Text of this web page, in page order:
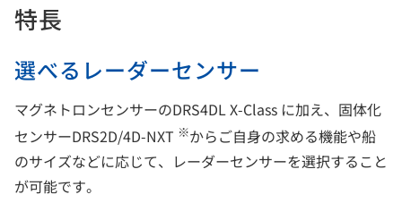
特長
選べるレーダーセンサー
マグネトロンセンサーのDRS4DL X-Class に加え、固体化
センサーDRS2D/4D-NXT ※からご自身の求める機能や船
のサイズなどに応じて、レーダーセンサーを選択すること
が可能です。